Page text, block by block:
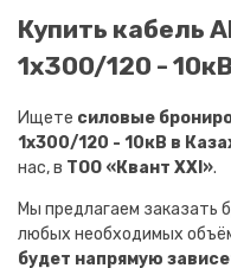
Купить кабель
1х300/120 -
Ищете силовые
1х300/120 - 10кВ в
нас, в ТОО «Квант XXI».
Мы предлагаем заказать
любых необходимых
будет напрямую